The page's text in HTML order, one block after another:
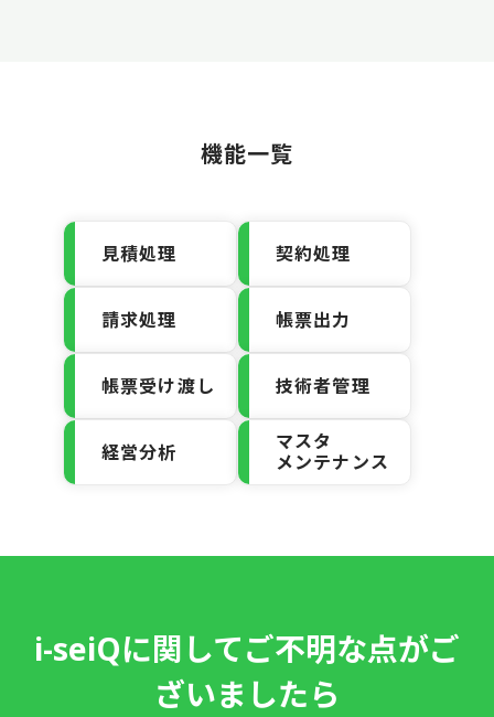
機能一覧
見積処理 契約処理
請求処理 帳票出力
帳票受け渡し 技術者管理
経営分析
マスタ
メンテナンス
i-seiQに関してご不明な点がご
ざいましたら